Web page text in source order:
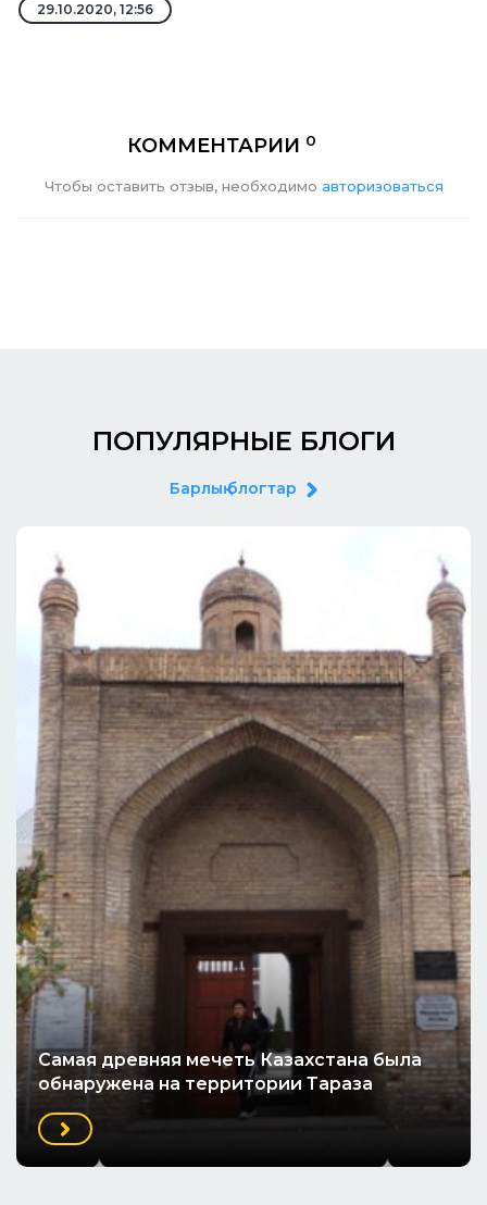
29.10.2020, 12:56
КОММЕНТАРИИ 0
Чтобы оставить отзыв, необходимо авторизоваться
ПОПУЛЯРНЫЕ БЛОГИ
Барлық блогтар
Cамая древняя мечеть Казахстана была
обнаружена на территории Тараза